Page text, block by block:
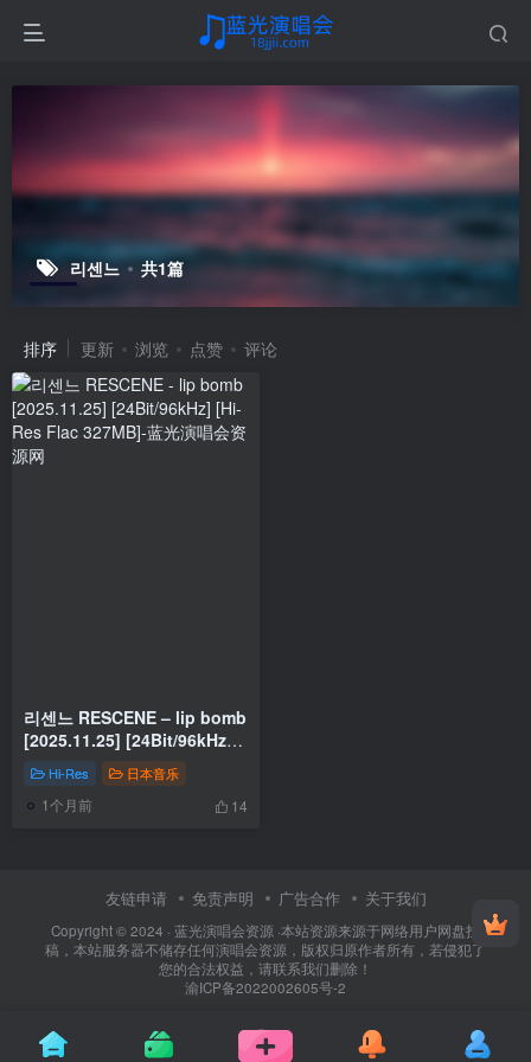
리센느 共1篇
排序 更新 浏览 点赞 评论
리센느 RESCENE – lip bomb
[2025.11.25] [24Bit/96kHz]
[Hi-Res Flac 327MB]
Hi-Res 日本音乐
1个月前 14
友链申请 免责声明 广告合作 关于我们
Copyright © 2024 · 蓝光演唱会资源 ·本站资源来源于网络用户网盘投
稿，本站服务器不储存任何演唱会资源，版权归原作者所有，若侵犯了
您的合法权益，请联系我们删除！
渝ICP备2022002605号-2